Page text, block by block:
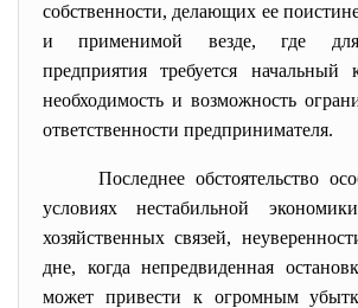
собственности, делающих ее
и применимой везде, где для
предприятия требуется начальный
необходимость и возможность
ответственности предпринимателя.
Последнее обстоятельство
условиях нестабильной
хозяйственных связей,
дне, когда непредвиденная
может привести к огромным